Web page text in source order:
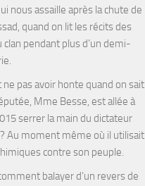
nous assaille après la chute de
quand on lit les récits des
clan pendant plus d’un demi-
pas avoir honte quand on sait
Mme Besse, est allée à
serrer la main du dictateur
Au moment même où il utilisait
contre son peuple.
balayer d’un revers de